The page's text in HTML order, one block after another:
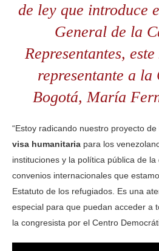
de ley que introduce
General de la
Representantes,
representante a
Bogotá, María
“Estoy radicando nuestro proyecto
visa humanitaria para los
instituciones y la política pública de
convenios internacionales que
Estatuto de los refugiados. Es una
especial para que puedan acceder a
la congresista por el Centro